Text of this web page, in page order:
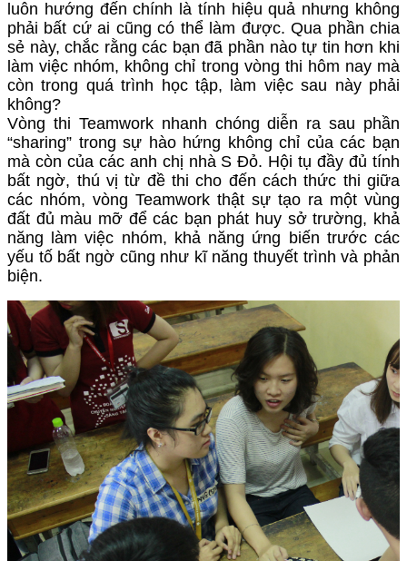
luôn hướng đến chính là tính hiệu quả nhưng không
phải bất cứ ai cũng có thể làm được. Qua phần chia
sẻ này, chắc rằng các bạn đã phần nào tự tin hơn khi
làm việc nhóm, không chỉ trong vòng thi hôm nay mà
còn trong quá trình học tập, làm việc sau này phải
không?
Vòng thi Teamwork nhanh chóng diễn ra sau phần
“sharing” trong sự hào hứng không chỉ của các bạn
mà còn của các anh chị nhà S Đỏ. Hội tụ đầy đủ tính
bất ngờ, thú vị từ đề thi cho đến cách thức thi giữa
các nhóm, vòng Teamwork thật sự tạo ra một vùng
đất đủ màu mỡ để các bạn phát huy sở trường, khả
năng làm việc nhóm, khả năng ứng biến trước các
yếu tố bất ngờ cũng như kĩ năng thuyết trình và phản
biện.